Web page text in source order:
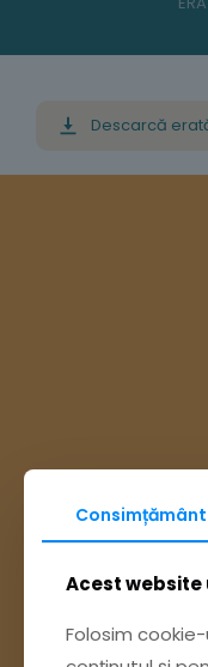
Descarcă
Ai
Consimțământ
Acest
Folosim